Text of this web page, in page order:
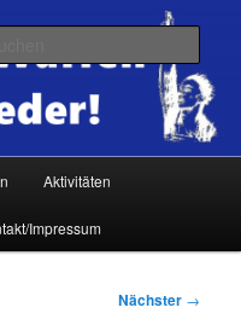
Aktivitäten
Impressum
Nächster →